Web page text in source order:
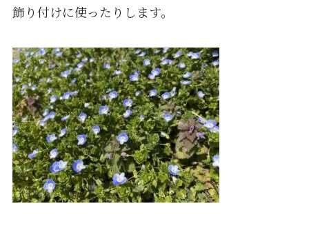
飾り付けに使ったりします。